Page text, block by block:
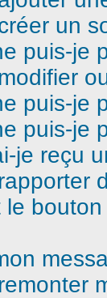
un
puis-je
puis-je
puis-je
je reçu
le